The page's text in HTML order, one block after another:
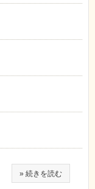
» 続きを読む